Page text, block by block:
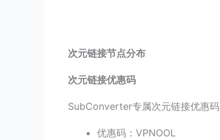
次元链接节点分布
次元链接优惠码
SubConverter专属次元链接优惠码
优惠码：VPNOOL